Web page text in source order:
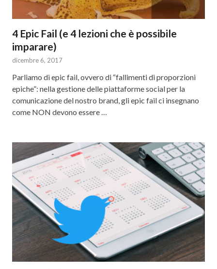
4 Epic Fail (e 4 lezioni che è possibile
imparare)
dicembre 6, 2017
Parliamo di epic fail, ovvero di “fallimenti di proporzioni
epiche”: nella gestione delle piattaforme social per la
comunicazione del nostro brand, gli epic fail ci insegnano
come NON devono essere …